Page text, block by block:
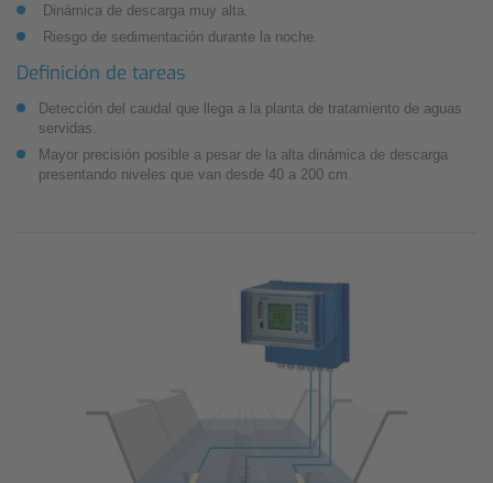
Dinámica de descarga muy alta.
Riesgo de sedimentación durante la noche.
Definición de tareas
Detección del caudal que llega a la planta de tratamiento de aguas
servidas.
Mayor precisión posible a pesar de la alta dinámica de descarga
presentando niveles que van desde 40 a 200 cm.